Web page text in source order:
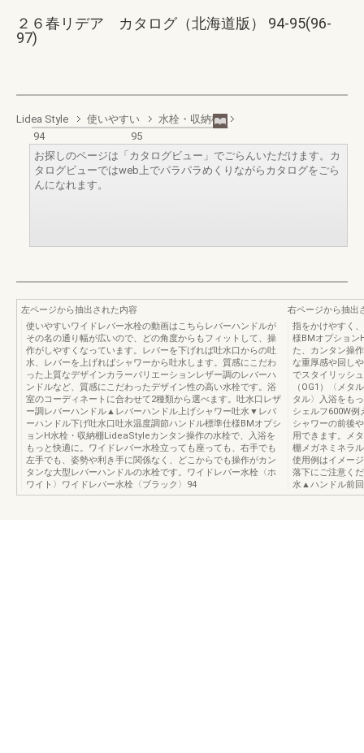
２６春リデア カタログ（北海道版） 94-95(96-
97)
Lidea Style 使いやすい
水栓・収納棚
94
95
お探しのページは「カタログビュー」でごらんいただけます。カ
タログビューではweb上でパラパラめくりながらカタログをごら
んになれます。
左ページから抽出された内容
使いやすいワイドレバー水栓の動画はこちらレバーハンドルが
その名の通り幅が広いので、どの角度からもフィットして、操
作がしやすくなっています。レバーを下げれば吐水口からの吐
水、レバーを上げればシャワーから吐水します。質感にこだわ
った上質なデザインカラーバリエーションレザー調のレバーハ
ンドルなど、質感にこだわったデザイン性の高い水栓です。浴
室のコーディネートに合わせて2種類から選べます。吐水口レザ
ー調レバーハンドル▲レバーハンドル上げシャワー吐水▼レバ
ーハンドル下げ吐水口吐水温度調節ハンドル標準仕様BMオプシ
ョンH水栓・収納棚LideaStyleカンタン操作の水栓で、入浴を
もっと快適に。ワイドレバー水栓立っても座っても、右手でも
左手でも、姿勢や利き手に関係なく、どこからでも操作がカン
タンな大型レバーハンドルの水栓です。ワイドレバー水栓〈ホ
ワイト〉ワイドレバー水栓〈ブラック〉94
右ページから抽出
指をかけやすく
様BMオプション
た、カンタン操
な重厚感や回し
でスタイリッシ
（OG1）〈メタ
タル〉入浴をも
シェルフ600W例
シャワーの前後
用できます。メ
棚メガネミネラ
使用例はイメー
落下にご注意く
水▲ハンドル前